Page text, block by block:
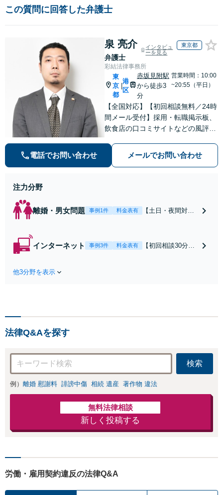
この質問に回答した弁護士
泉 亮介
弁護士
インタビュ
ーを見る
東京都
彩結法律事務所
東
京
都
港
区
赤坂見附駅
から徒歩3
分
営業時間：10:00
~20:55（平日）
【全国対応】【初回相談無料／24時
間メール受付】採用・転職掲示板、
飲食店の口コミサイトなどの風評被
の種類を問わず相談可。可能な限り
早期対応で駆けつけサポート【労
電話でお問い合わせ メールでお問い合わせ
注力分野
離婚・男女問題 事例1件 料金表有
【土日・夜間対応
れたら、サインす
インターネット 事例3件 料金表有
【初回相談30分無
お店の風評被害対
応可：開示請求の
意見照会が来たと
きの対処法、被害
者との示談交渉
他3分野を表示
法律Q&Aを探す
検索
例） 離婚 慰謝料 誹謗中傷 相続 遺産 著作物 違法
無料法律相談
新しく投稿する
労働・雇用契約違反の法律Q&A